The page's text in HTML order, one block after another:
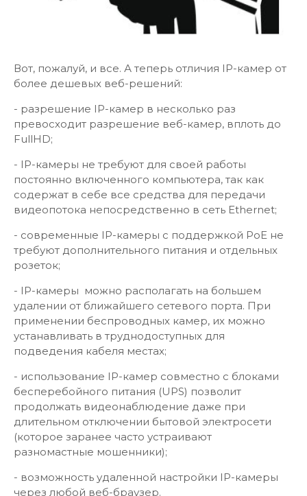
Вот, пожалуй, и все. А теперь отличия IP-камер от
более дешевых веб-решений:
- разрешение IP-камер в несколько раз
превосходит разрешение веб-камер, вплоть до
FullHD;
- IP-камеры не требуют для своей работы
постоянно включенного компьютера, так как
содержат в себе все средства для передачи
видеопотока непосредственно в сеть Ethernet;
- современные IP-камеры с поддержкой PoE не
требуют дополнительного питания и отдельных
розеток;
- IP-камеры можно располагать на большем
удалении от ближайшего сетевого порта. При
применении беспроводных камер, их можно
устанавливать в труднодоступных для
подведения кабеля местах;
- использование IP-камер совместно с блоками
бесперебойного питания (UPS) позволит
продолжать видеонаблюдение даже при
длительном отключении бытовой электросети
(которое заранее часто устраивают
разномастные мошенники);
- возможность удаленной настройки IP-камеры
через любой веб-браузер.